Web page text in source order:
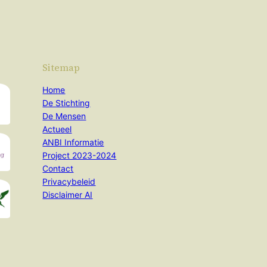
Sitemap
Home
De Stichting
De Mensen
Actueel
ANBI Informatie
Project 2023-2024
Contact
Privacybeleid
Disclaimer AI